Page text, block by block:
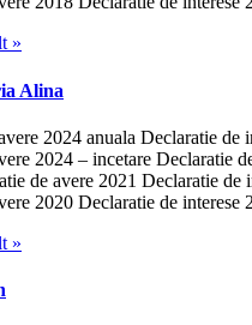
»
Alina
2024 anuala Declaratie de
2024 – incetare Declaratie
de avere 2021 Declaratie de
2020 Declaratie de interese
»